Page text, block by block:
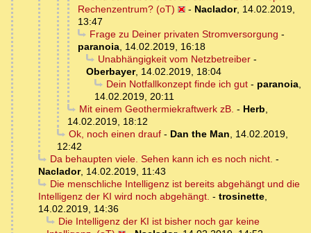
Rechenzentrum? (oT)
- Naclador, 14.02.2019,
13:47
Frage zu Deiner privaten Stromversorgung -
paranoia, 14.02.2019, 16:18
Unabhängigkeit vom Netzbetreiber-
Oberbayer, 14.02.2019, 18:04
Dein Notfallkonzept finde ich gut- paranoia,
14.02.2019, 20:11
Mit einem Geothermiekraftwerk zB. - Herb,
14.02.2019, 18:12
Ok, noch einen drauf- Dan the Man, 14.02.2019,
12:42
Da behaupten viele. Sehen kann ich es noch nicht. -
Naclador, 14.02.2019, 11:43
Die menschliche Intelligenz ist bereits abgehängt und die
Intelligenz der KI wird noch abgehängt. - trosinette,
14.02.2019, 14:36
Die Intelligenz der KI ist bisher noch gar keine